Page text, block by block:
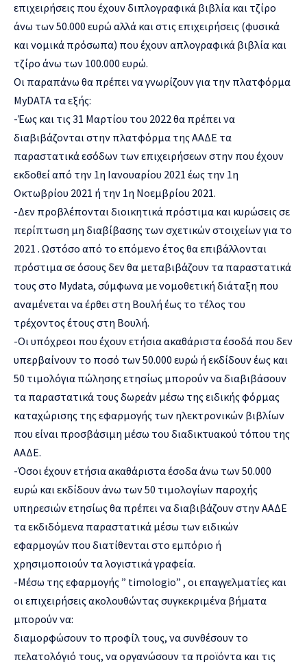
επιχειρήσεις που έχουν διπλογραφικά βιβλία και τζίρο
άνω των 50.000 ευρώ αλλά και στις επιχειρήσεις (φυσικά
και νομικά πρόσωπα) που έχουν απλογραφικά βιβλία και
τζίρο άνω των 100.000 ευρώ.
Οι παραπάνω θα πρέπει να γνωρίζουν για την πλατφόρμα
MyDATA τα εξής:
-Έως και τις 31 Μαρτίου του 2022 θα πρέπει να
διαβιβάζονται στην πλατφόρμα της ΑΑΔΕ τα
παραστατικά εσόδων των επιχειρήσεων στην που έχουν
εκδοθεί από την 1η Ιανουαρίου 2021 έως την 1η
Οκτωβρίου 2021 ή την 1η Νοεμβρίου 2021.
-Δεν προβλέπονται διοικητικά πρόστιμα και κυρώσεις σε
περίπτωση μη διαβίβασης των σχετικών στοιχείων για το
2021 . Ωστόσο από το επόμενο έτος θα επιβάλλονται
πρόστιμα σε όσους δεν θα μεταβιβάζουν τα παραστατικά
τους στο Mydata, σύμφωνα με νομοθετική διάταξη που
αναμένεται να έρθει στη Βουλή έως το τέλος του
τρέχοντος έτους στη Βουλή.
-Οι υπόχρεοι που έχουν ετήσια ακαθάριστα έσοδά που δεν
υπερβαίνουν το ποσό των 50.000 ευρώ ή εκδίδουν έως και
50 τιμολόγια πώλησης ετησίως μπορούν να διαβιβάσουν
τα παραστατικά τους δωρεάν μέσω της ειδικής φόρμας
καταχώρισης της εφαρμογής των ηλεκτρονικών βιβλίων
που είναι προσβάσιμη μέσω του διαδικτυακού τόπου της
ΑΑΔΕ.
-Όσοι έχουν ετήσια ακαθάριστα έσοδα άνω των 50.000
ευρώ και εκδίδουν άνω των 50 τιμολογίων παροχής
υπηρεσιών ετησίως θα πρέπει να διαβιβάζουν στην ΑΑΔΕ
τα εκδιδόμενα παραστατικά μέσω των ειδικών
εφαρμογών που διατίθενται στο εμπόριο ή
χρησιμοποιούν τα λογιστικά γραφεία.
-Μέσω της εφαρμογής ” timologio” , οι επαγγελματίες και
οι επιχειρήσεις ακολουθώντας συγκεκριμένα βήματα
μπορούν να:
διαμορφώσουν το προφίλ τους, να συνθέσουν το
πελατολόγιό τους, να οργανώσουν τα προϊόντα και τις